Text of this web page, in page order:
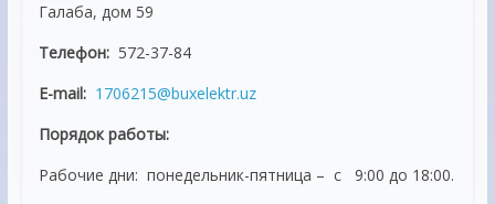
Галаба, дом 59
Телефон:572-37-84
E-mail: 1706215@buxelektr.uz
Порядок работы:
Рабочие дни: понедельник-пятница – с 9:00 до 18:00.